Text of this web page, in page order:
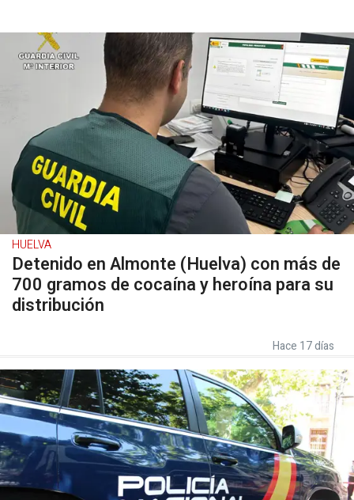
HUELVA
Detenido en Almonte (Huelva) con más de
700 gramos de cocaína y heroína para su
distribución
Hace 17 días